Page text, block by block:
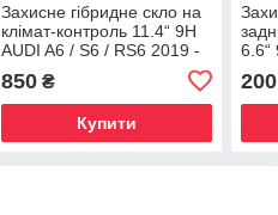
Захисне гібридне скло на
клімат-контроль 11.4“ 9H
AUDI A6 / S6 / RS6 2019 -
850₴
Купити
6.6“
200